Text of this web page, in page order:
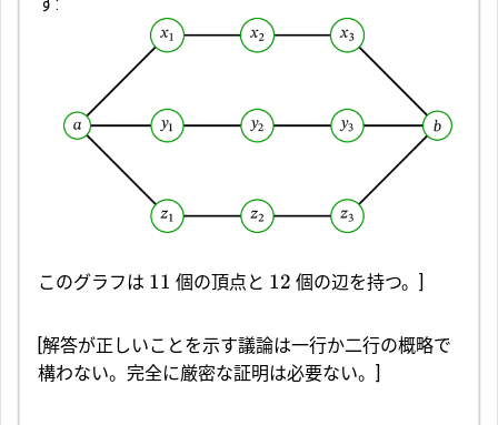
す:
このグラフは 11 個の頂点と 12 個の辺を持つ。]
[解答が正しいことを示す議論は一行か二行の概略で
構わない。完全に厳密な証明は必要ない。]